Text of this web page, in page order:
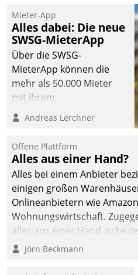
Mieter-App
Alles dabei: Die neue
SWSG-MieterApp
Über die SWSG-
MieterApp können die
mehr als 50.000 Mieter
mit ihrem
Wohnungsunternehmen
kommunizieren, auf dem
einsehen und ändern
oder
Schadensmeldungen
abgeben – rund um die
Uhr.
Andreas Lerchner
Offene Plattform
Alles aus einer Hand?
Alles bei einem Anbieter
einigen großen
Onlineanbietern wie
Wohnungswirtschaft.
alles aus einer Hand zu
Jörn Beckmann